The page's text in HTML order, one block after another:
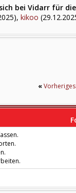
bei Vidarr für
kikoo
«